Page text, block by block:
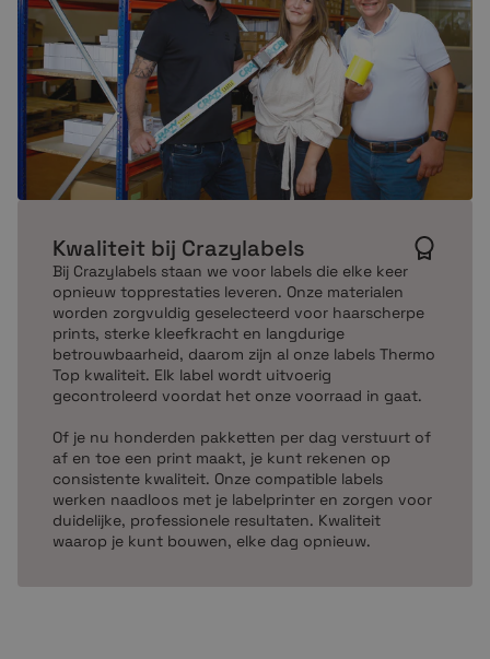
Kwaliteit bij Crazylabels
Bij Crazylabels staan we voor labels die elke keer
opnieuw topprestaties leveren. Onze materialen
worden zorgvuldig geselecteerd voor haarscherpe
prints, sterke kleefkracht en langdurige
betrouwbaarheid, daarom zijn al onze labels Thermo
Top kwaliteit. Elk label wordt uitvoerig
gecontroleerd voordat het onze voorraad in gaat.
Of je nu honderden pakketten per dag verstuurt of
af en toe een print maakt, je kunt rekenen op
consistente kwaliteit. Onze compatible labels
werken naadloos met je labelprinter en zorgen voor
duidelijke, professionele resultaten. Kwaliteit
waarop je kunt bouwen, elke dag opnieuw.